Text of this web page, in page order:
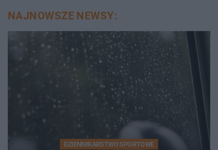
NAJNOWSZE NEWSY:
DZIENNIKARSTWO SPORTOWE